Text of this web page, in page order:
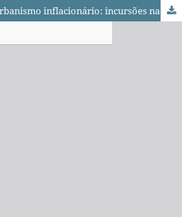
A cidade metástasis e o urbanismo inflacionário: incursões na entropia paulista